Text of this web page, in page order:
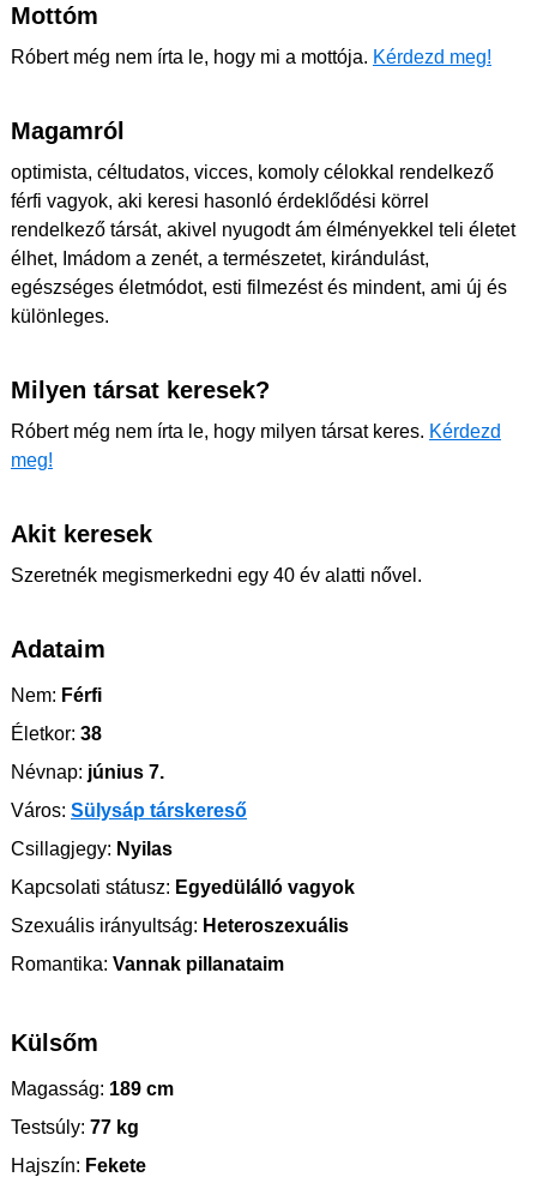
Mottóm
Róbert még nem írta le, hogy mi a mottója. Kérdezd meg!
Magamról
optimista, céltudatos, vicces, komoly célokkal rendelkező
férfi vagyok, aki keresi hasonló érdeklődési körrel
rendelkező társát, akivel nyugodt ám élményekkel teli életet
élhet, Imádom a zenét, a természetet, kirándulást,
egészséges életmódot, esti filmezést és mindent, ami új és
különleges.
Milyen társat keresek?
Róbert még nem írta le, hogy milyen társat keres. Kérdezd
meg!
Akit keresek
Szeretnék megismerkedni egy 40 év alatti nővel.
Adataim
Nem: Férfi
Életkor: 38
Névnap: június 7.
Város: Sülysáp társkereső
Csillagjegy: Nyilas
Kapcsolati státusz: Egyedülálló vagyok
Szexuális irányultság: Heteroszexuális
Romantika: Vannak pillanataim
Külsőm
Magasság: 189 cm
Testsúly: 77 kg
Hajszín: Fekete